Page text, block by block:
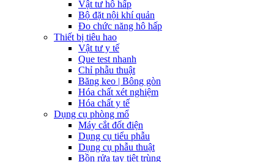
Vật tư hô hấp
Bộ đặt nội khí quản
Đo chức năng hô hấp
Thiết bị tiêu hao
Vật tư y tế
Que test nhanh
Chỉ phẫu thuật
Băng keo | Bông gòn
Hóa chất xét nghiệm
Hóa chất y tế
Dụng cụ phòng mổ
Máy cắt đốt điện
Dụng cụ tiểu phẫu
Dụng cụ phẫu thuật
Bồn rửa tay tiệt trùng